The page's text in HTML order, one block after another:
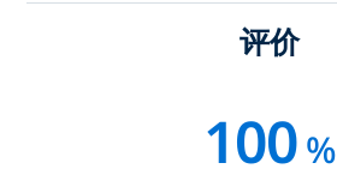
评价
100%